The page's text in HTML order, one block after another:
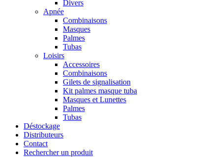
Divers
Apnée
Combinaisons
Masques
Palmes
Tubas
Loisirs
Accessoires
Combinaisons
Gilets de signalisation
Kit palmes masque tuba
Masques et Lunettes
Palmes
Tubas
Déstockage
Distributeurs
Contact
Rechercher un produit